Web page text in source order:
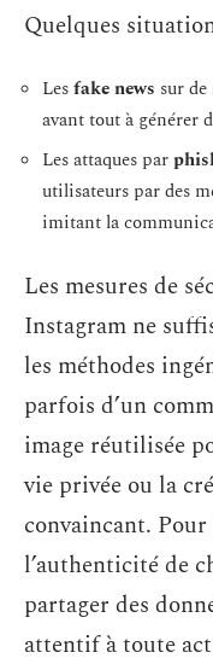
Quelques
Lesfake news sur
avant tout à générer
Les attaques par
utilisateurs par des
imitant la
Les mesures de
Instagram ne
les méthodes
parfois d’un
image réutilisée
vie privée ou la
convaincant.
l’authenticité de
partager des
attentif à toute